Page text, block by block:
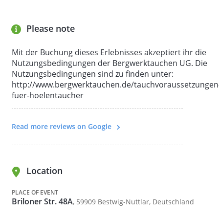
Voraussetzungen für das Tauchen im Cavern
Bereich:
Mindestens OWD oder äquivalent
Kaltwassererfahrung empfohlen
Angemessener Kälteschutz (Wassertemperatur 8°C)
gültige Tauchtauglichkeit
aktuelle Versicherung (die Tauchunfälle abdeckt)
Please note
Mit der Buchung dieses Erlebnisses akzeptiert ihr die
Nutzungsbedingungen der Bergwerktauchen UG. Die
Nutzungsbedingungen sind zu finden unter:
http://www.bergwerktauchen.de/
fuer-hoelentaucher
Read more reviews on Google
Location
PLACE OF EVENT
Briloner Str. 48A, 59909 Bestwig-Nuttlar, Deutschland